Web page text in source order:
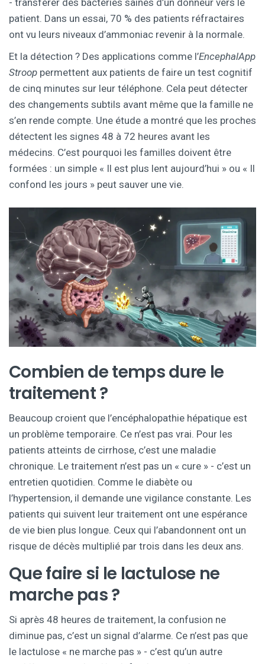
- transférer des bactéries saines d’un donneur vers le
patient. Dans un essai, 70 % des patients réfractaires
ont vu leurs niveaux d’ammoniac revenir à la normale.
Et la détection ? Des applications comme l’EncephalApp
Stroop permettent aux patients de faire un test cognitif
de cinq minutes sur leur téléphone. Cela peut détecter
des changements subtils avant même que la famille ne
s’en rende compte. Une étude a montré que les proches
détectent les signes 48 à 72 heures avant les
médecins. C’est pourquoi les familles doivent être
formées : un simple « Il est plus lent aujourd’hui » ou « Il
confond les jours » peut sauver une vie.
Combien de temps dure le
traitement ?
Beaucoup croient que l’encéphalopathie hépatique est
un problème temporaire. Ce n’est pas vrai. Pour les
patients atteints de cirrhose, c’est une maladie
chronique. Le traitement n’est pas un « cure » - c’est un
entretien quotidien. Comme le diabète ou
l’hypertension, il demande une vigilance constante. Les
patients qui suivent leur traitement ont une espérance
de vie bien plus longue. Ceux qui l’abandonnent ont un
risque de décès multiplié par trois dans les deux ans.
Que faire si le lactulose ne
marche pas ?
Si après 48 heures de traitement, la confusion ne
diminue pas, c’est un signal d’alarme. Ce n’est pas que
le lactulose « ne marche pas » - c’est qu’un autre